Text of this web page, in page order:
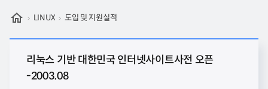
LINUX 도입 및 지원실적
리눅스 기반 대한민국 인터넷사이트사전 오픈
-2003.08